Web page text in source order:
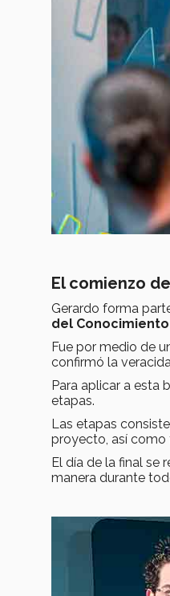
El comienzo
Gerardo forma
del
Fue por medio de
confirmó la
Para aplicar a esta
etapas.
Las etapas
proyecto, así como
El día de la final se
manera durante